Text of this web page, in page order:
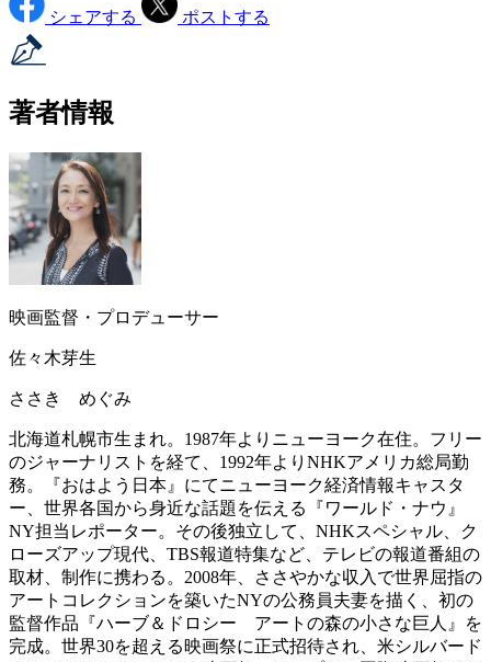
シェアする ポストする
著者情報
映画監督・プロデューサー
佐々木芽生
ささき めぐみ
北海道札幌市生まれ。1987年よりニューヨーク在住。フリー
のジャーナリストを経て、1992年よりNHKアメリカ総局勤
務。『おはよう日本』にてニューヨーク経済情報キャスタ
ー、世界各国から身近な話題を伝える『ワールド・ナウ』
NY担当レポーター。その後独立して、NHKスペシャル、ク
ローズアップ現代、TBS報道特集など、テレビの報道番組の
取材、制作に携わる。2008年、ささやかな収入で世界屈指の
アートコレクションを築いたNYの公務員夫妻を描く、初の
監督作品『ハーブ＆ドロシー アートの森の小さな巨人』を
完成。世界30を超える映画祭に正式招待され、米シルバード